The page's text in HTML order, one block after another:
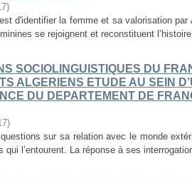
)
d'identifier la femme et sa valorisation
se rejoignent et reconstituent
SOCIOLINGUISTIQUES DU
ALGERIENS ETUDE AU SEIN
DU DEPARTEMENT DE
)
questions sur sa relation avec le monde
qui l’entourent. La réponse à ses